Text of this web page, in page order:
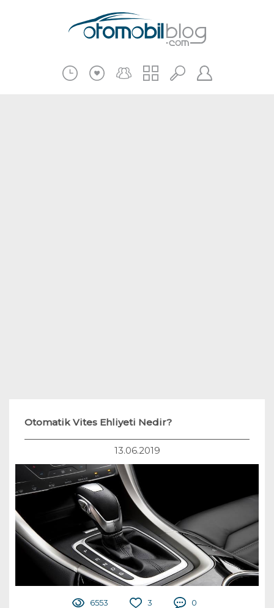
Otomatik Vites Ehliyeti Nedir?
13.06.2019
6553 3 0